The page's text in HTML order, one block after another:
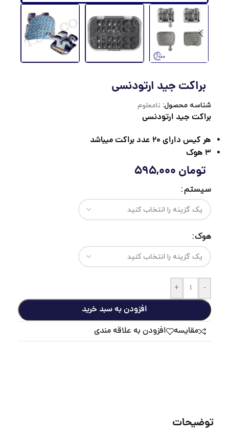
براکت جید ارتودنسی
شناسه محصول: نامعلوم
براکت جید ارتودنسی
هر کیس دارای 20 عدد براکت میباشد
3 هوک
تومان
سیستم
هوک
-
+
افزودن به سبد خرید
مقايسه
افزودن به علاقه مندی
توضیحات